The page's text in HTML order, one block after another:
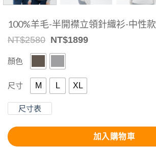
100%羊毛-半開襟立領針織衫-中性款
NT$2580 Original
was:
NT$2580.
NT$1899Current
顏色
尺寸 M L XL
尺寸表
加入購物車